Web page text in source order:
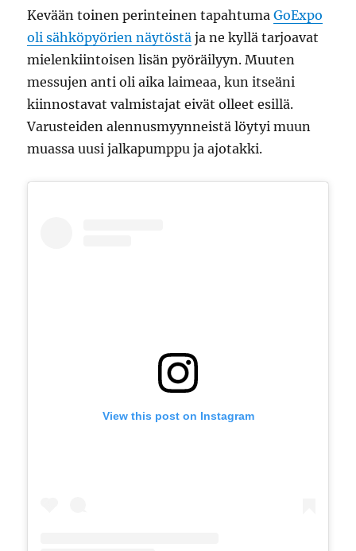
Kevään toinen perinteinen tapahtumaGoExpo
oli sähköpyörien näytöstä ja ne kyllä tarjoavat
mielenkiintoisen lisän pyöräilyyn. Muuten
messujen anti oli aika laimeaa, kun itseäni
kiinnostavat valmistajat eivät olleet esillä.
Varusteiden alennusmyynneistä löytyi muun
muassa uusi jalkapumppu ja ajotakki.
View this post on Instagram